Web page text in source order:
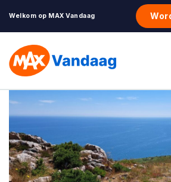
Welkom op MAX Vandaag